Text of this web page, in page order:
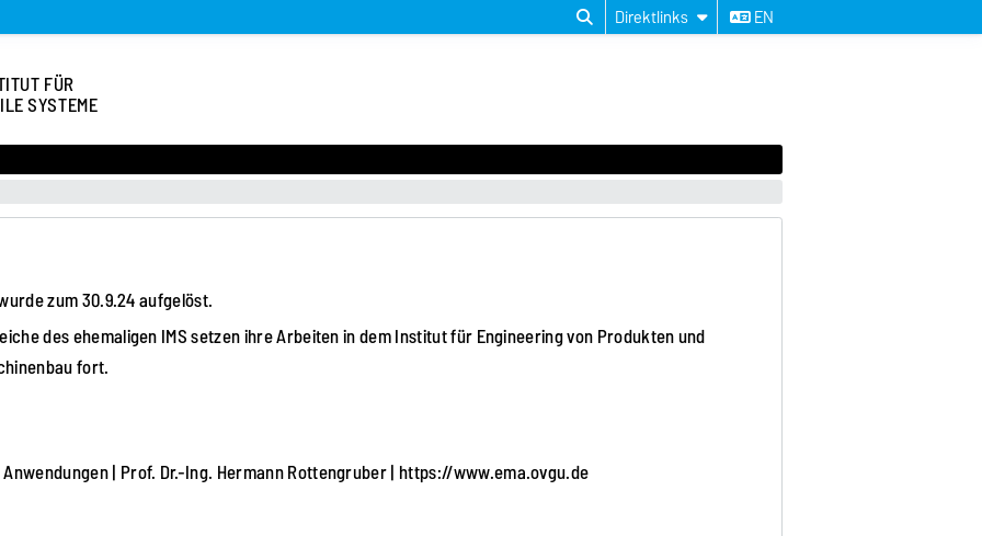
Direktlinks EN
FÜR
SYSTEME
zum 30.9.24 aufgelöst.
des ehemaligen IMS setzen ihre Arbeiten in demInstitut für Engineering von Produkten und
fort.
| Prof. Dr.-Ing. Hermann Rottengruber | https://www.ema.ovgu.de